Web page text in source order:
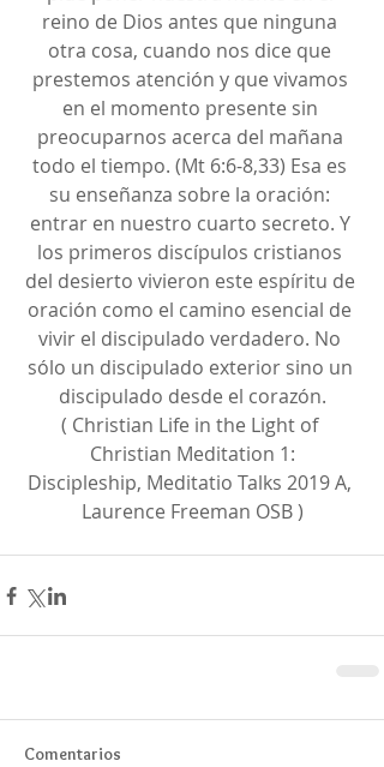
reino de Dios antes que ninguna
otra cosa, cuando nos dice que
prestemos atención y que vivamos
en el momento presente sin
preocuparnos acerca del mañana
todo el tiempo. (Mt 6:6-8,33) Esa es
su enseñanza sobre la oración:
entrar en nuestro cuarto secreto. Y
los primeros discípulos cristianos
del desierto vivieron este espíritu de
oración como el camino esencial de
vivir el discipulado verdadero. No
sólo un discipulado exterior sino un
discipulado desde el corazón.
( Christian Life in the Light of
Christian Meditation 1:
Discipleship, Meditatio Talks 2019 A,
Laurence Freeman OSB )
Comentarios